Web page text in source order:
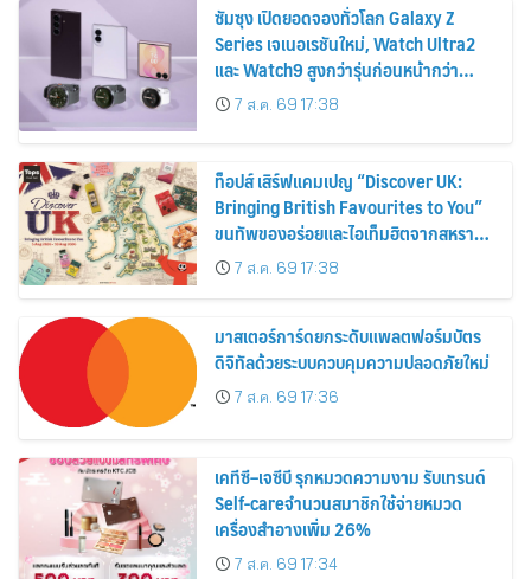
ซัมซุง เปิดยอดจองทั่วโลก Galaxy Z
Series เจเนอเรชันใหม่, Watch Ultra2
และ Watch9 สูงกว่ารุ่นก่อนหน้ากว่า
30%7 ส.ค. 69 17:38
ท็อปส์ เสิร์ฟแคมเปญ “Discover UK:
Bringing British Favourites to You”
ขนทัพของอร่อยและไอเท็มฮิตจากสหราช
อาณาจักร ส่งตรงถึงมือตั้งแต่วันนี้ – 18
สิงหาคมนี้
7 ส.ค. 69 17:38
มาสเตอร์การ์ดยกระดับแพลตฟอร์มบัตร
ดิจิทัลด้วยระบบควบคุมความปลอดภัยใหม่
7 ส.ค. 69 17:36
เคทีซี–เจซีบี รุกหมวดความงาม รับเทรนด์
Self-careจำนวนสมาชิกใช้จ่ายหมวด
เครื่องสำอางเพิ่ม 26%
7 ส.ค. 69 17:34